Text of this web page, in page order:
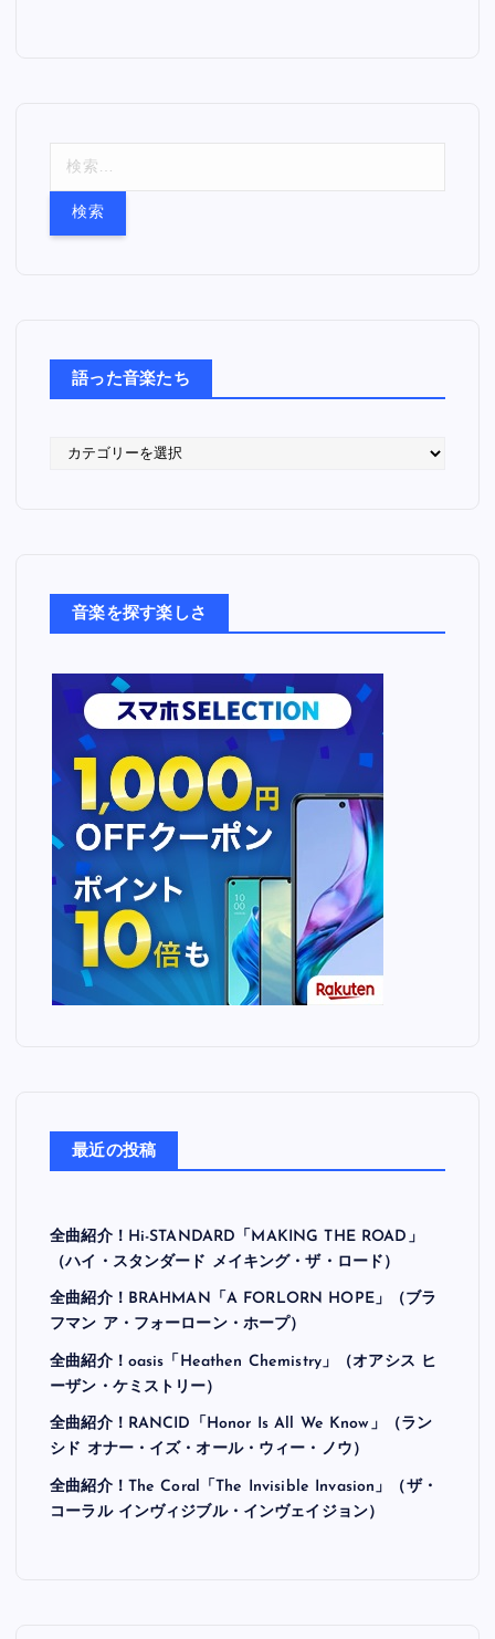
語った音楽たち
音楽を探す楽しさ
最近の投稿
全曲紹介！Hi-STANDARD「MAKING THE ROAD」
（ハイ・スタンダード メイキング・ザ・ロード）
全曲紹介！BRAHMAN「A FORLORN HOPE」（ブラ
フマン ア・フォーローン・ホープ）
全曲紹介！oasis「Heathen Chemistry」（オアシス ヒ
ーザン・ケミストリー）
全曲紹介！RANCID「Honor Is All We Know」（ラン
シド オナー・イズ・オール・ウィー・ノウ）
全曲紹介！The Coral「The Invisible Invasion」（ザ・
コーラル インヴィジブル・インヴェイジョン）